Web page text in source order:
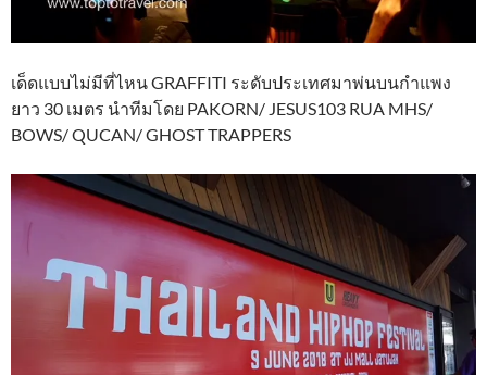
เด็ดแบบไม่มีที่ไหน GRAFFITI ระดับประเทศมาพ่นบนกำแพง
ยาว 30 เมตร นำทีมโดย PAKORN/ JESUS103 RUA MHS/
BOWS/ QUCAN/ GHOST TRAPPERS